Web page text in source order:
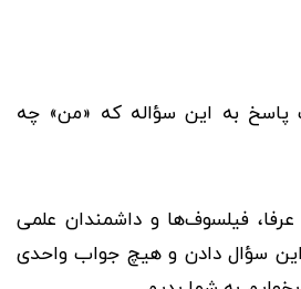
به این سؤاله که «من» چه
عرفا، فیلسوف‌ها و داشمندان علمی
سؤال‌ دادن و هیچ جواب واحدی